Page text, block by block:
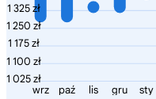
1 325 zł
1 250 zł
1 175 zł
1 100 zł
1 025 zł
sty
gru
lis
paź
wrz